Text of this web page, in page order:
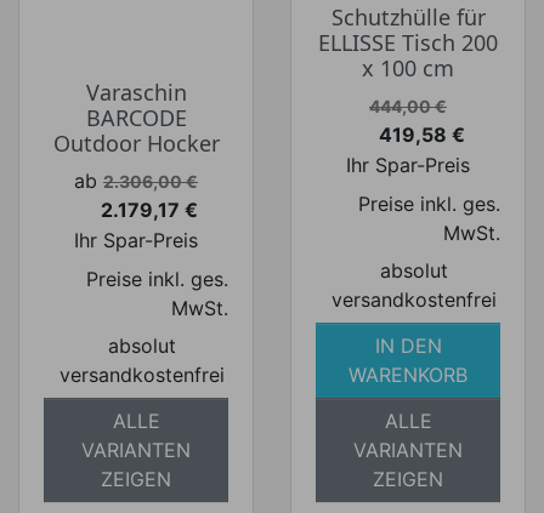
Varaschin
BARCODE
Outdoor Hocker
Verkaufspreis
ab 2.306,00 €
Preis
2.179,17 €
Ihr Spar-Preis
Preise inkl. ges.
MwSt.
absolut
versandkostenfrei
ALLE
VARIANTEN
ZEIGEN
Schutzhülle für
ELLISSE Tisch 200
x 100 cm
Verkaufspreis
444,00 €
Preis
419,58 €
Ihr Spar-Preis
Preise inkl. ges.
MwSt.
absolut
versandkostenfrei
IN DEN
WARENKORB
ALLE
VARIANTEN
ZEIGEN